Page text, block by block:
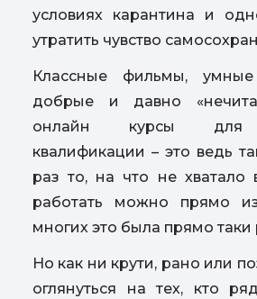
условиях карантина и
утратить чувство
Классные фильмы,
добрые и давно
онлайн курсы для
квалификации – это ведь
раз то, на что не хватало
работать можно прямо
многих это была прямо таки
Но как ни крути, рано или
оглянуться на тех, кто